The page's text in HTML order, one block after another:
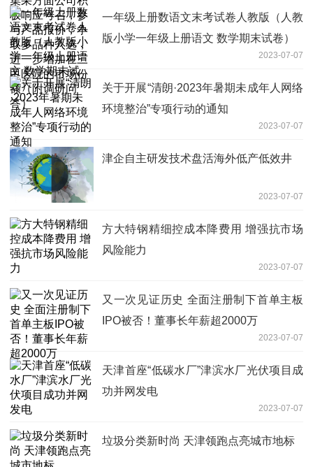
一步增加在三甲医院的市场份额（附调研
问答）
一年级上册数语文末考试卷人教版（人教
版小学一年级上册语文 数学期末试卷）
2023-07-07
关于开展“清朗·2023年暑期未成年人网络
环境整治”专项行动的通知
2023-07-07
津企自主研发技术盘活海外低产低效井
2023-07-07
方大特钢精细控成本降费用 增强抗市场
风险能力
2023-07-07
又一次见证历史 全面注册制下首单主板
IPO被否！董事长年薪超2000万
2023-07-07
天津首座“低碳水厂”津滨水厂光伏项目成
功并网发电
2023-07-07
垃圾分类新时尚 天津领跑点亮城市地标